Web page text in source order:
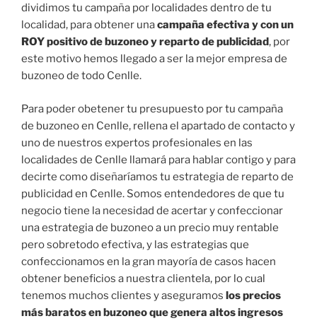
dividimos tu campaña por localidades dentro de tu
localidad, para obtener unacampaña efectiva y con un
ROY positivo de buzoneo y reparto de publicidad, por
este motivo hemos llegado a ser la mejor empresa de
buzoneo de todo Cenlle.
Para poder obetener tu presupuesto por tu campaña
de buzoneo en Cenlle, rellena el apartado de contacto y
uno de nuestros expertos profesionales en las
localidades de Cenlle llamará para hablar contigo y para
decirte como diseñaríamos tu estrategia de reparto de
publicidad en Cenlle. Somos entendedores de que tu
negocio tiene la necesidad de acertar y confeccionar
una estrategia de buzoneo a un precio muy rentable
pero sobretodo efectiva, y las estrategias que
confeccionamos en la gran mayoría de casos hacen
obtener beneficios a nuestra clientela, por lo cual
tenemos muchos clientes y aseguramos los precios
más baratos en buzoneo que genera altos ingresos